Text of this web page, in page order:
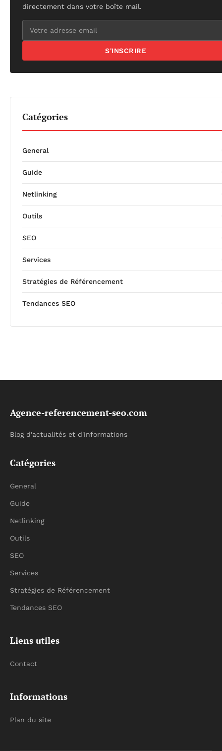
directement dans votre boîte mail.
S'INSCRIRE
Catégories
General
Guide
Netlinking
Outils
SEO
Services
Stratégies de Référencement
Tendances SEO
Agence-referencement-seo.com
Blog d'actualités et d'informations
Catégories
General
Guide
Netlinking
Outils
SEO
Services
Stratégies de Référencement
Tendances SEO
Liens utiles
Contact
Informations
Plan du site